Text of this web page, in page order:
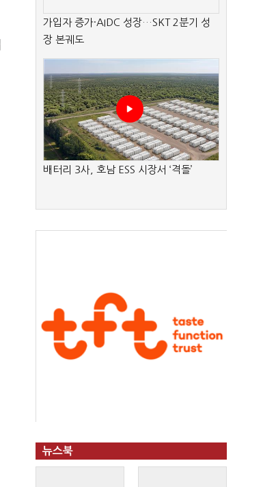
가입자 증가·AIDC 성장…SKT 2분기 성
장 본궤도
배터리 3사, 호남 ESS 시장서 ‘격돌’
뉴스북